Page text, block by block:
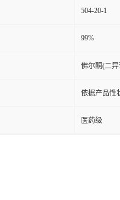
504-20-1
99%
佛尔酮(二
依据产品性
医药级